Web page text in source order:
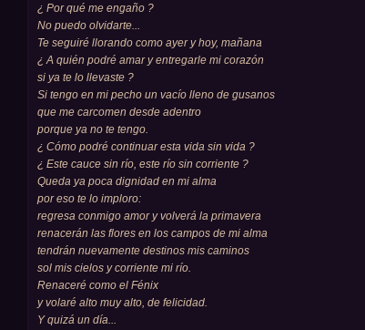
¿ Por qué me engaño ?
No puedo olvidarte...
Te seguiré llorando como ayer y hoy, mañana
¿ A quién podré amar y entregarle mi corazón
si ya te lo llevaste ?
Si tengo en mi pecho un vacío lleno de gusanos
que me carcomen desde adentro
porque ya no te tengo.
¿ Cómo podré continuar esta vida sin vida ?
¿ Este cauce sin río, este río sin corriente ?
Queda ya poca dignidad en mi alma
por eso te lo imploro:
regresa conmigo amor y volverá la primavera
renacerán las flores en los campos de mi alma
tendrán nuevamente destinos mis caminos
sol mis cielos y corriente mi río.
Renaceré como el Fénix
y volaré alto muy alto, de felicidad.
Y quizá un día...